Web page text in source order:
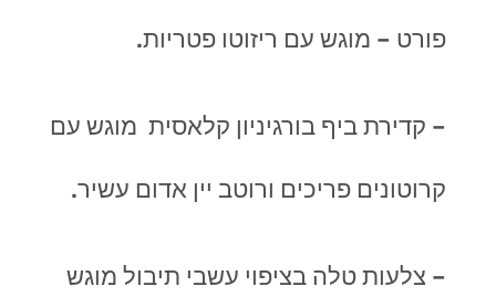
פורט – מוגש עם ריזוטו פטריות.
– קדירת ביף בורגיניון קלאסית מוגש עם
קרוטונים פריכים ורוטב יין אדום עשיר.
– צלעות טלה בציפוי עשבי תיבול מוגש